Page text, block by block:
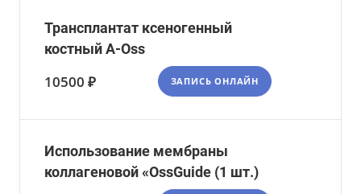
Трансплантат ксеногенный
костный A-Oss
10500 ₽ ЗАПИСЬ ОНЛАЙН
Использование мембраны
коллагеновой «OssGuide (1 шт.)